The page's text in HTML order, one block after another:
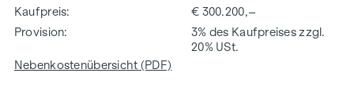
Kaufpreis
€ 300.200,–
Provision
3% des Kaufpreises zzgl.
20% USt.
Nebenkostenübersicht (PDF)